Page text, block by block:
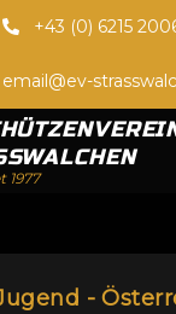
+43 (0) 6215
email@ev-
1977
-